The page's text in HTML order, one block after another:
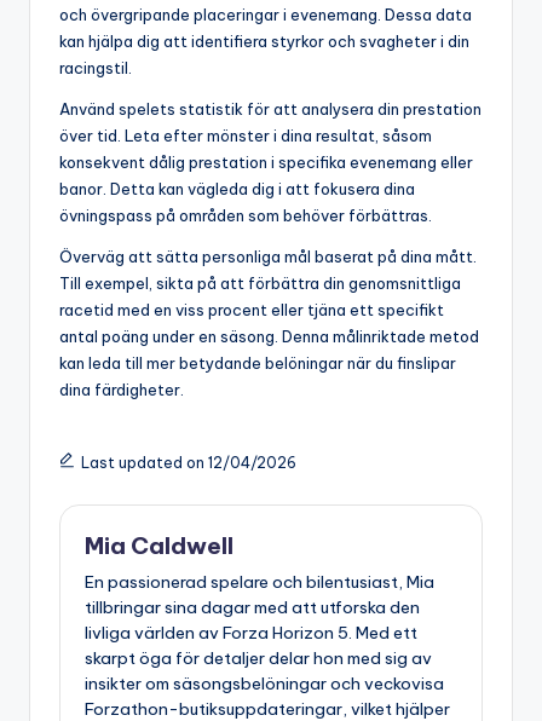
och övergripande placeringar i evenemang. Dessa data
kan hjälpa dig att identifiera styrkor och svagheter i din
racingstil.
Använd spelets statistik för att analysera din prestation
över tid. Leta efter mönster i dina resultat, såsom
konsekvent dålig prestation i specifika evenemang eller
banor. Detta kan vägleda dig i att fokusera dina
övningspass på områden som behöver förbättras.
Överväg att sätta personliga mål baserat på dina mått.
Till exempel, sikta på att förbättra din genomsnittliga
racetid med en viss procent eller tjäna ett specifikt
antal poäng under en säsong. Denna målinriktade metod
kan leda till mer betydande belöningar när du finslipar
dina färdigheter.
Last updated on 12/04/2026
Mia Caldwell
En passionerad spelare och bilentusiast, Mia
tillbringar sina dagar med att utforska den
livliga världen av Forza Horizon 5. Med ett
skarpt öga för detaljer delar hon med sig av
insikter om säsongsbelöningar och veckovisa
Forzathon-butiksuppdateringar, vilket hjälper